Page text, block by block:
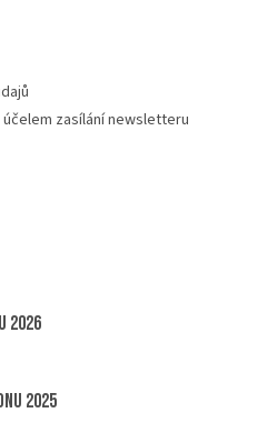
zasílání newsletteru
2026
2025